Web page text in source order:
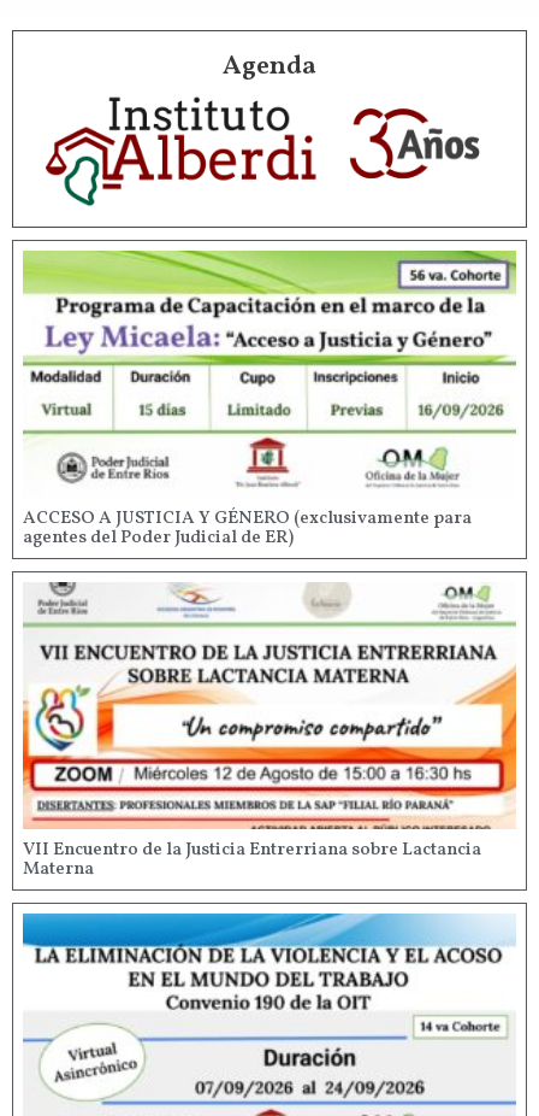
Agenda
ACCESO A JUSTICIA Y GÉNERO (exclusivamente para
agentes del Poder Judicial de ER)
VII Encuentro de la Justicia Entrerriana sobre Lactancia
Materna